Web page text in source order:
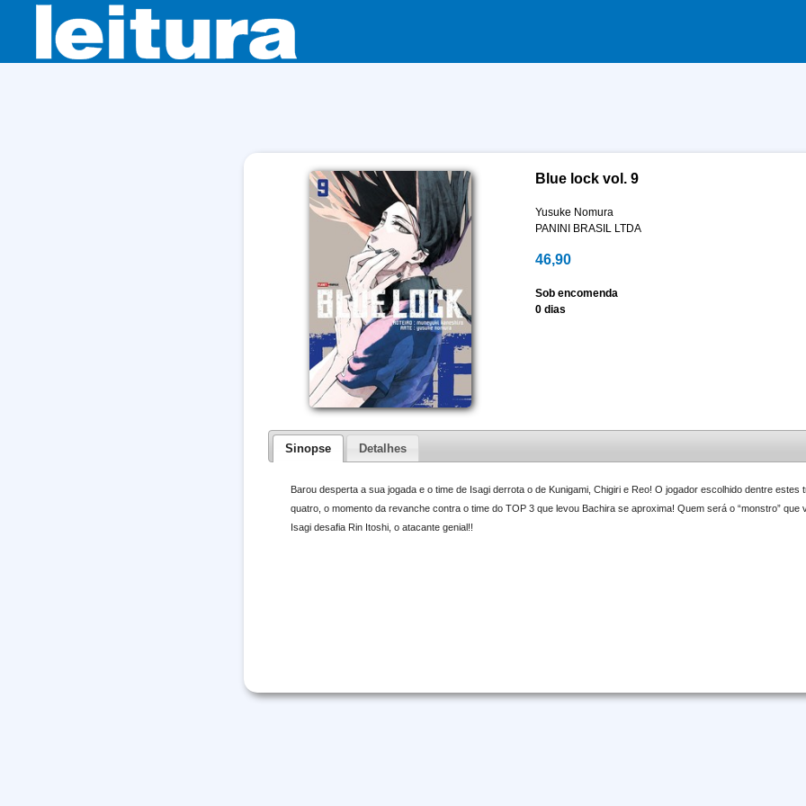
Blue lock vol. 9
Yusuke Nomura
PANINI BRASIL LTDA
46,90
Sob encomenda
0 dias
Sinopse Detalhes
Barou desperta a sua jogada e o time de Isagi derrota o de Kunigami, Chigiri e Reo! O jogador escolhido dentre
quatro, o momento da revanche contra o time do TOP 3 que levou Bachira se aproxima! Quem será o “monstro” que
Isagi desafia Rin Itoshi, o atacante genial!!